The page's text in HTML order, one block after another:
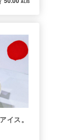
ALIS
イス。